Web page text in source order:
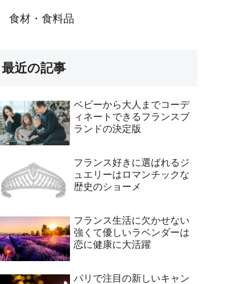
食材・食料品
最近の記事
ベビーから大人までコーデ
ィネートできるフランスブ
ランドの決定版
フランス好きに選ばれるジ
ュエリーはロマンチックな
歴史のショーメ
フランス生活に欠かせない
強くて優しいラベンダーは
恋に健康に大活躍
パリで注目の新しいキャン